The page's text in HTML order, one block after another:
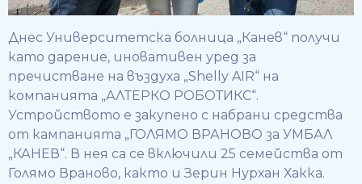
Днес Университетска болница „Канев“ получи
като дарение, иновативен уред за
пречистване на въздуха „Shelly AIR“ на
компанията „АЛТЕРКО РОБОТИКС“.
Устройството е закупено с набрани средства
от кампанията „ГОЛЯМО ВРАНОВО за УМБАЛ
„КАНЕВ“. В нея са се включили 25 семейства от
Голямо Враново, както и Зерин Нурхан Хакка.